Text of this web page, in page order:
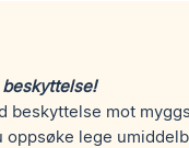
beskyttelse mot
oppsøke lege